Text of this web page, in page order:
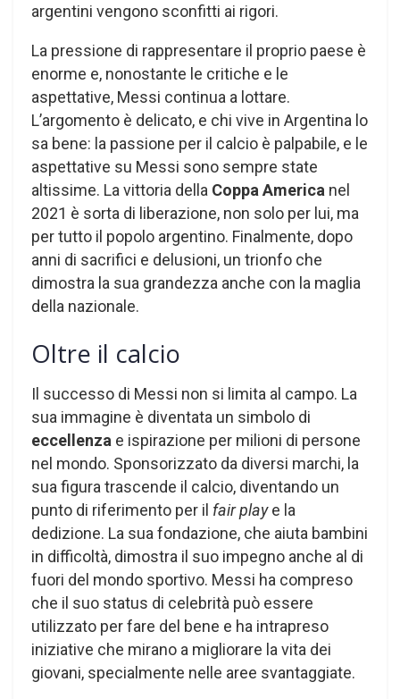
argentini vengono sconfitti ai rigori.
La pressione di rappresentare il proprio paese è
enorme e, nonostante le critiche e le
aspettative, Messi continua a lottare.
L’argomento è delicato, e chi vive in Argentina lo
sa bene: la passione per il calcio è palpabile, e le
aspettative su Messi sono sempre state
altissime. La vittoria della Coppa America nel
2021 è sorta di liberazione, non solo per lui, ma
per tutto il popolo argentino. Finalmente, dopo
anni di sacrifici e delusioni, un trionfo che
dimostra la sua grandezza anche con la maglia
della nazionale.
Oltre il calcio
Il successo di Messi non si limita al campo. La
sua immagine è diventata un simbolo di
eccellenza e ispirazione per milioni di persone
nel mondo. Sponsorizzato da diversi marchi, la
sua figura trascende il calcio, diventando un
punto di riferimento per il fair playe la
dedizione. La sua fondazione, che aiuta bambini
in difficoltà, dimostra il suo impegno anche al di
fuori del mondo sportivo. Messi ha compreso
che il suo status di celebrità può essere
utilizzato per fare del bene e ha intrapreso
iniziative che mirano a migliorare la vita dei
giovani, specialmente nelle aree svantaggiate.